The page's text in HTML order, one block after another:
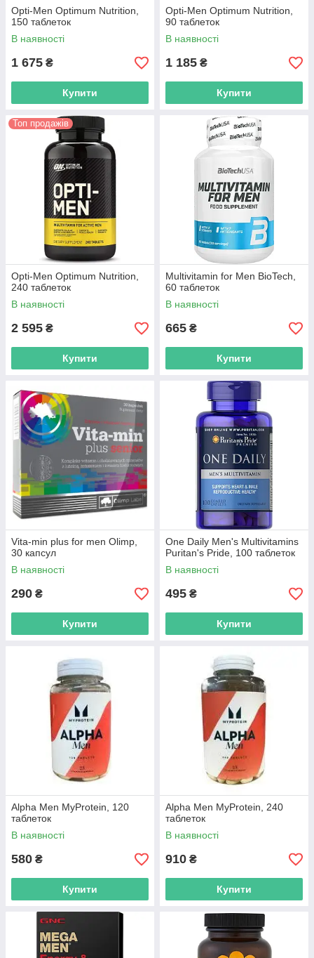
Opti-Men Optimum Nutrition,
150 таблеток
В наявності
1 675 ₴
Купити
Opti-Men Optimum Nutrition,
90 таблеток
В наявності
1 185 ₴
Купити
Топ продажів
Opti-Men Optimum Nutrition,
240 таблеток
В наявності
2 595 ₴
Купити
Multivitamin for Men BioTech,
60 таблеток
В наявності
665 ₴
Купити
Vita-min plus for men Olimp,
30 капсул
В наявності
290 ₴
Купити
One Daily Men's Multivitamins
Puritan's Pride, 100 таблеток
В наявності
495 ₴
Купити
Alpha Men MyProtein, 120
таблеток
В наявності
580 ₴
Купити
Alpha Men MyProtein, 240
таблеток
В наявності
910 ₴
Купити